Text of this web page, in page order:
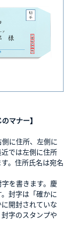
マナー】
に住所、左側に
では左側に住所
。住所氏名は宛名
を書きます。慶
封字は「確かに
開封されていな
字のスタンプや